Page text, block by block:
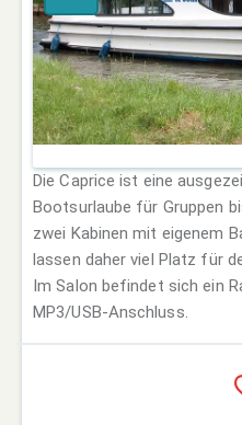
Die Caprice ist eine
Bootsurlaube für Gruppen
zwei Kabinen mit eigenem
lassen daher viel Platz für
Im Salon befindet sich ein
MP3/USB-Anschluss.